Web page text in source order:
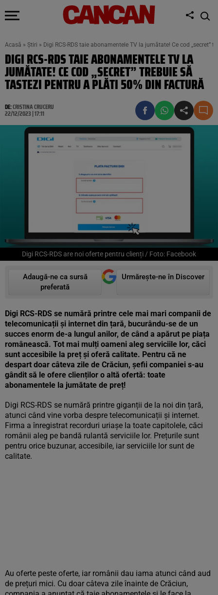
Acasă » Știri » Digi RCS-RDS taie abonamentele TV la jumătate! Ce cod
DIGI RCS-RDS TAIE ABONAMENTELE TV LA
JUMĂTATE! CE COD „SECRET” TREBUIE SĂ
TASTEZI PENTRU A PLĂTI 50% DIN FACTURĂ
DE:CRISTINA CRUCERU
22/12/2023 | 17:11
Digi RCS-RDS are noi oferte pentru clienți / Foto: Facebook
Adaugă-ne ca sursă
preferată
Urmărește-ne în Discover
Digi RCS-RDS se numără printre cele mai mari companii de
telecomunicații și internet din țară, bucurându-se de un
succes enorm de-a lungul anilor, de când a apărut pe piața
românească. Tot mai mulți oameni aleg serviciile lor, căci
sunt accesibile la preț și oferă calitate. Pentru că ne
despart doar câteva zile de Crăciun, șefii companiei s-au
gândit să le ofere clienților o altă ofertă: toate
abonamentele la jumătate de preț!
Digi RCS-RDS se numără printre giganții de la noi din țară,
atunci când vine vorba despre telecomunicații și internet.
Firma a înregistrat recorduri uriașe la toate capitolele, căci
românii aleg pe bandă rulantă serviciile lor. Prețurile sunt
pentru orice buzunar, accesibile, iar serviciile lor sunt de
calitate.
Au oferte peste oferte, iar românii dau iama atunci când aud
de prețuri mici. Cu doar câteva zile înainte de Crăciun,